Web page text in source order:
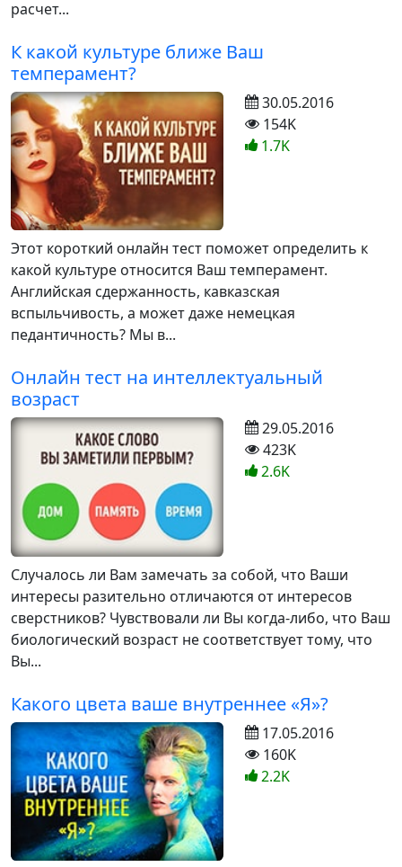
расчет...
К какой культуре ближе Ваш
темперамент?
Этот короткий онлайн тест поможет определить к
какой культуре относится Ваш темперамент.
Английская сдержанность, кавказская
вспыльчивость, а может даже немецкая
педантичность? Мы в...
30.05.2016
154K
1.7K
Онлайн тест на интеллектуальный
возраст
Случалось ли Вам замечать за собой, что Ваши
интересы разительно отличаются от интересов
сверстников? Чувствовали ли Вы когда-либо, что Ваш
биологический возраст не соответствует тому, что
Вы...
29.05.2016
423K
2.6K
Какого цвета ваше внутреннее «Я»?
17.05.2016
160K
2.2K